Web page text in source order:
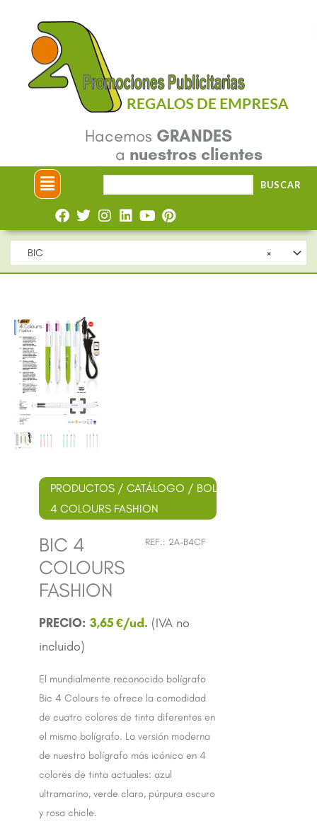
contenido
Hacemos GRANDES
a nuestros clientes
Menú BUSCAR
×
BIC
PRODUCTOS / CATÁLOGO / BOLÍGRAFOS
4 COLOURS FASHION
REF.: 2A-B4CF
BIC 4
COLOURS
FASHION
3,65€
El mundialmente reconocido bolígrafo
Bic 4 Colours te ofrece la comodidad
de cuatro colores de tinta diferentes en
el mismo bolígrafo. La versión moderna
de nuestro bolígrafo más icónico en 4
colores de tinta actuales: azul
ultramarino, verde claro, púrpura oscuro
y rosa chicle.